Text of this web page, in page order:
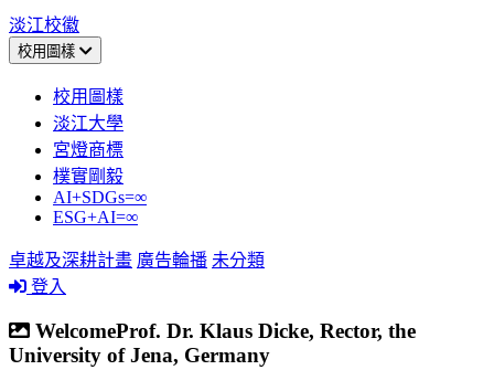
淡江校徽
校用圖樣
校用圖樣
淡江大學
宮燈商標
樸實剛毅
AI+SDGs=∞
ESG+AI=∞
卓越及深耕計畫 廣告輪播 未分類
登入
WelcomeProf. Dr. Klaus Dicke, Rector, the
University of Jena, Germany